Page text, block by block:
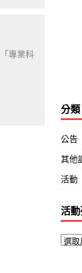
專業科
分類
公告
其他
活動
活